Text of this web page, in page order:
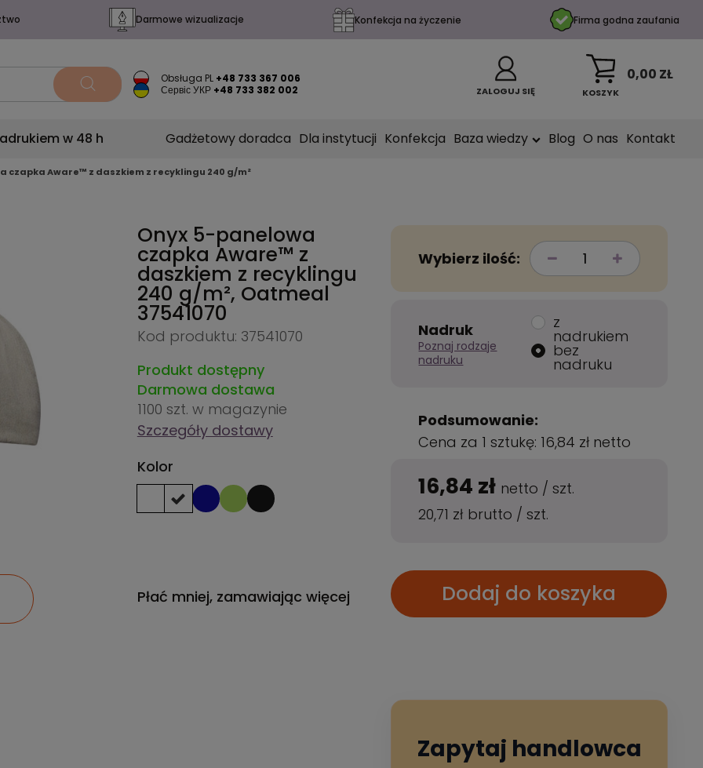
Darmowe wizualizacje Konfekcja na życzenie Firma godna zaufania
Obsługa PL +48 733 367 006
Сервіс УКР +48 733 382 002 ZALOGUJ SIĘ KOSZYK
0,00 ZŁ
w 48 h Gadżetowy doradca Dla instytucji Konfekcja Baza wiedzy Blog O nas Kontakt
czapka Aware™ z daszkiem z recyklingu 240 g/m²
Onyx 5-panelowa
czapka Aware™ z
daszkiem z recyklingu
240 g/m², Oatmeal
37541070
Kod produktu: 37541070
Produkt dostępny
Darmowa dostawa
1100 szt. w magazynie
Szczegóły dostawy
Kolor
Płać mniej, zamawiając więcej
Wybierz ilość:
Nadruk
Poznaj rodzaje
nadruku
z
nadrukiem
bez
nadruku
Podsumowanie:
Cena za 1 sztukę: 16,84 zł netto
16,84 zł netto /szt.
20,71 zł brutto /szt.
Dodaj do koszyka
Zapytaj handlowca